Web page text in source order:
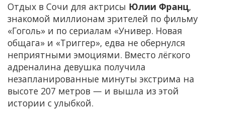
Отдых в Сочи для актрисы Юлии Франц,
знакомой миллионам зрителей по фильму
«Гоголь» и по сериалам «Универ. Новая
общага» и «Триггер», едва не обернулся
неприятными эмоциями. Вместо лёгкого
адреналина девушка получила
незапланированные минуты экстрима на
высоте 207 метров — и вышла из этой
истории с улыбкой.